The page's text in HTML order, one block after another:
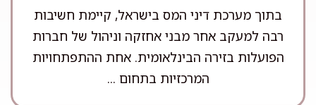
בתוך מערכת דיני המס בישראל, קיימת חשיבות
רבה למעקב אחר מבני אחזקה וניהול של חברות
הפועלות בזירה הבינלאומית. אחת ההתפתחויות
המרכזיות בתחום ...